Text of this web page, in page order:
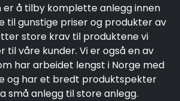
å tilby komplette anlegg innen
til gunstige priser og produkter av
store krav til produktene vi
til våre kunder. Vi er også en av
har arbeidet lengst i Norge med
og har et bredt produktspekter
små anlegg til store anlegg.